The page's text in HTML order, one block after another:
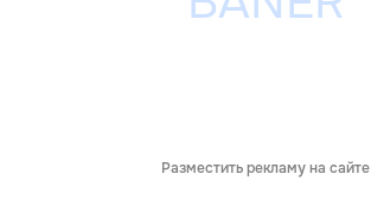
Разместить рекламу на сайте